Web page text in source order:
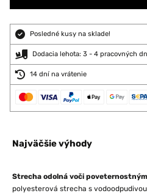
Posledné kusy na sklade!
Dodacia lehota: 3 - 4 pracovných
14 dní na vrátenie
Najväčšie výhody
Strecha odolná voči
polyesterová strecha s